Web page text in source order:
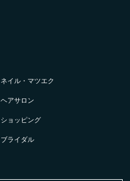
ネイル・マツエク
ヘアサロン
ショッピング
ブライダル